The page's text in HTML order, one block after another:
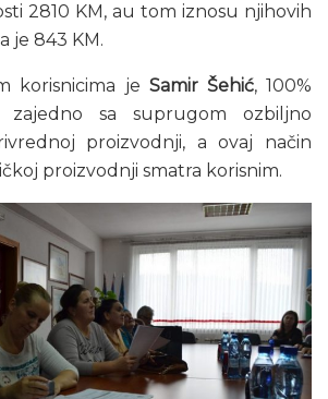
2810 KM, au tom iznosu njihovih
je 843 KM.
korisnicima je Samir Šehić, 100%
sa suprugom ozbiljno
proizvodnji, a ovaj način
proizvodnji smatra korisnim.